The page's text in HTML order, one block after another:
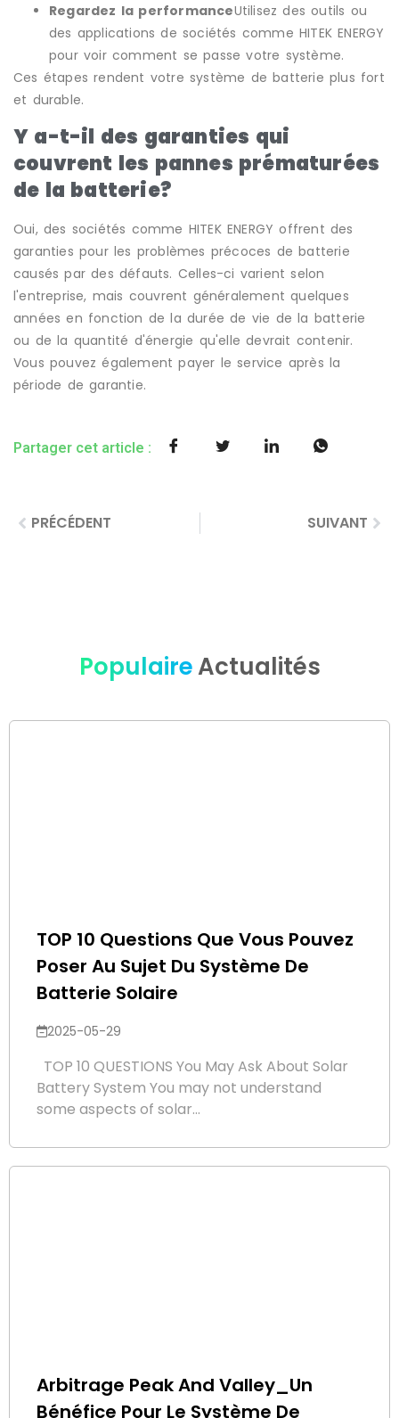
Regardez la performanceUtilisez des outils ou
des applications de sociétés comme HITEK ENERGY
pour voir comment se passe votre système.
Ces étapes rendent votre système de batterie plus fort
et durable.
Y a-t-il des garanties qui
couvrent les pannes prématurées
de la batterie?
Oui, des sociétés comme HITEK ENERGY offrent des
garanties pour les problèmes précoces de batterie
causés par des défauts. Celles-ci varient selon
l'entreprise, mais couvrent généralement quelques
années en fonction de la durée de vie de la batterie
ou de la quantité d'énergie qu'elle devrait contenir.
Vous pouvez également payer le service après la
période de garantie.
Partager cet article :
PRÉCÉDENT SUIVANT
PopulaireActualités
TOP 10 Questions Que Vous Pouvez
Poser Au Sujet Du Système De
Batterie Solaire
2025-05-29
TOP 10 QUESTIONS You May Ask About Solar
Battery System You may not understand
some aspects of solar...
Arbitrage Peak And Valley_Un
Bénéfice Pour Le Système De